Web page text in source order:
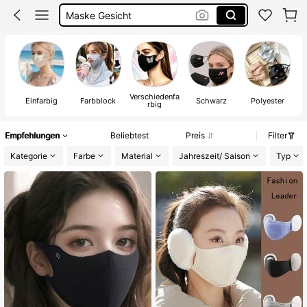
Masken Für Gesicht
Mundschutz
Einfarbig Farbblock Verschiedenfa
rbig Schwarz Polyester
Empfehlungen Beliebtest Preis
Filter
Kategorie
Farbe Material Jahreszeit/ Saison Typ